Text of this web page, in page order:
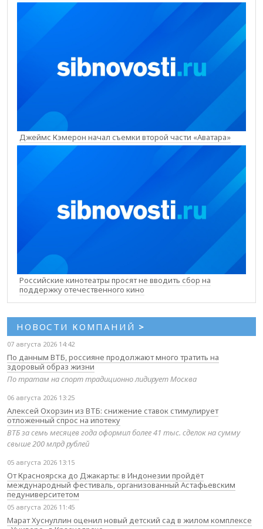
Джеймс Кэмерон начал съемки второй части «Аватара»
Российские кинотеатры просят не вводить сбор на
поддержку отечественного кино
НОВОСТИ КОМПАНИЙ >
07 августа 2026 14:42
По данным ВТБ, россияне продолжают много тратить на
здоровый образ жизни
По тратам на спорт традиционно лидирует Москва
06 августа 2026 13:25
Алексей Охорзин из ВТБ: снижение ставок стимулирует
отложенный спрос на ипотеку
ВТБ за семь месяцев года оформил более 41 тыс. сделок на сумму
свыше 200 млрд рублей
05 августа 2026 13:15
От Красноярска до Джакарты: в Индонезии пройдёт
международный фестиваль, организованный Астафьевским
педуниверситетом
05 августа 2026 11:45
Марат Хуснуллин оценил новый детский сад в жилом комплексе